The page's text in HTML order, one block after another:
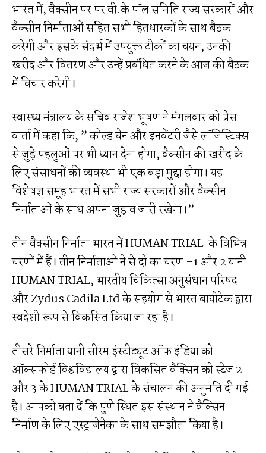
भारत में, वैक्सीन पर पर वी.के पॉल समिति राज्य सरकारों और
वैक्सीन निर्माताओं सहित सभी हितधारकों के साथ बैठक
करेगी और इसके संदर्भ में उपयुक्त टीकों का चयन, उनकी
खरीद और वितरण और उन्हें प्रबंधित करने के आज की बैठक
में विचार करेगी।
स्वास्थ्य मंत्रालय के सचिव राजेश भूषण ने मंगलवार को प्रेस
वार्ता में कहा कि, ” कोल्ड चेन और इनवेंटरी जैसे लॉजिस्टिक्स
से जुड़े पहलुओं पर भी ध्यान देना होगा, वैक्सीन की खरीद के
लिए संसाधनों की व्यवस्था भी एक बड़ा मुद्दा होगा। यह
विशेषज्ञ समूह भारत में सभी राज्य सरकारों और वैक्सीन
निर्माताओं के साथ अपना जुड़ाव जारी रखेगा।”
तीन वैक्सीन निर्माता भारत में HUMAN TRIAL ​ के विभिन्न
चरणों में हैं। तीन निर्माताओं ने से दो का चरण -1 और 2 यानी
HUMAN TRIAL, भारतीय चिकित्सा अनुसंधान परिषद
और Zydus Cadila Ltd के सहयोग से भारत बायोटेक द्वारा
स्वदेशी रूप से विकसित किया जा रहा है।
तीसरे निर्माता यानी सीरम इंस्टीट्यूट ऑफ इंडिया को
ऑक्सफोर्ड विश्वविद्यालय द्वारा विकसित वैक्सिन को स्टेज 2
और 3 के HUMAN TRIAL के संचालन की अनुमति दी गई
है। आपको बता दें कि पुणे स्थित इस संस्थान ने वैक्सिन
निर्माण के लिए एस्ट्राजेनेका के साथ समझौता किया है।